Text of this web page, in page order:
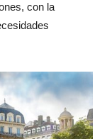
con la